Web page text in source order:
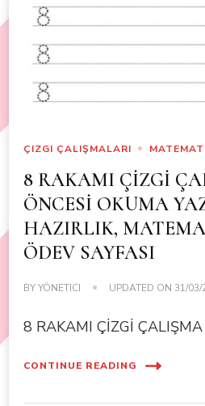
ÇIZGI ÇALIŞMALARI
8 RAKAMI ÇİZGİ
ÖNCESİ OKUMA
HAZIRLIK,
ÖDEV SAYFASI
BYYÖNETICI UPDATED ON 31/03/
8 RAKAMI ÇİZGİ ÇALIŞMA
CONTINUE READING